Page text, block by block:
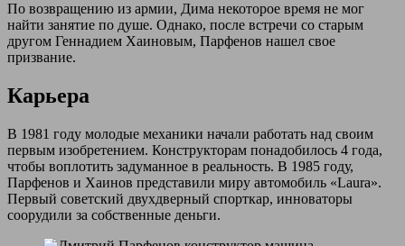
По возвращению из армии, Дима некоторое время не мог
найти занятие по душе. Однако, после встречи со старым
другом Геннадием Хаиновым, Парфенов нашел свое
призвание.
Карьера
В 1981 году молодые механики начали работать над своим
первым изобретением. Конструкторам понадобилось 4 года,
чтобы воплотить задуманное в реальность. В 1985 году,
Парфенов и Хаинов представили миру автомобиль «Laura».
Первый советский двухдверный спорткар, инноваторы
соорудили за собственные деньги.